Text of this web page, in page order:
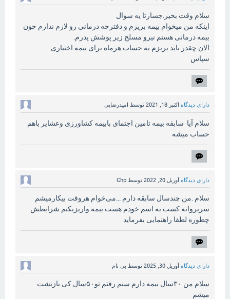
سلام وقت بخیر.جسارتا یه سوال
اینکه من میخوام بیمه بریزم و دفترچه درمانی رو لازم ندارم چون
بیمه درمانی هستم نیرو مسلح زیر پوشش پدرم.
الان چقدر باید بریزم به حساب هرماه برای بیمه اختیاری.
سپاس
دارای دیدگاه اکتبر 18, 2021 توسط امیدرضایی
سلام آیا سابقه بیمه تامین اجتمای بابیمه کشاورزی وعشایر باهم
حساب میشه
دارای دیدگاه آوریل 20, 2022 توسط Ghp
سلام .من چندسال سابقه دارم ...می‌خوام هروقت بیکارمیشم
سرپروانه کسب به اسم خودم هست بیمه واریزبکنم شرایطش
چطوره لطفا راهنمایی بفرماید
دارای دیدگاه آوریل 30, 2025 توسط بی نام
سلام من ۳۰سال بیمه دارم سنم رفتم تو۵۰سال کی بازنشت
میشم